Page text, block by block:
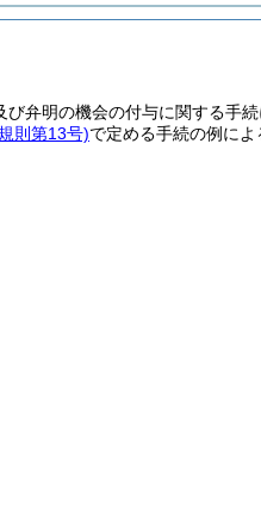
弁明の機会の付与に関する手
則第13号)で定める手続の例によ